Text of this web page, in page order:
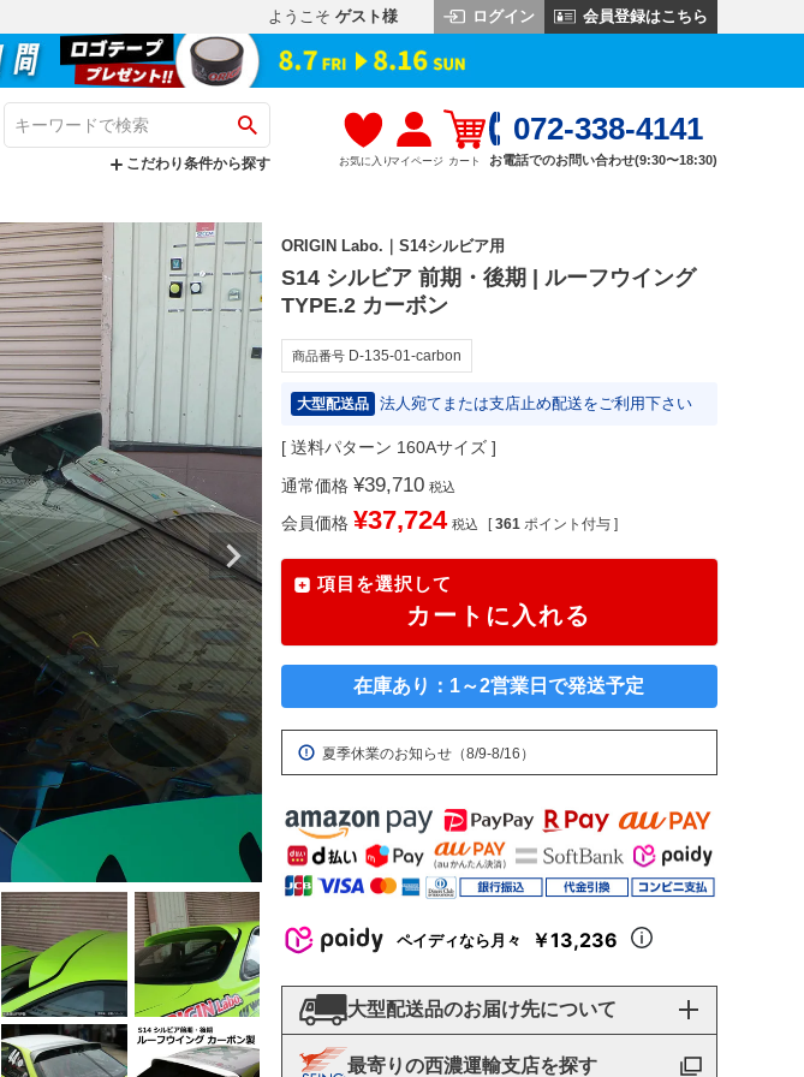
ようこそ ゲスト様 ログイン 会員登録はこちら
こだわり条件から探す お気に入りマイページ カート
072-338-4141
お電話でのお問い合わせ(9:30〜18:30)
ORIGIN Labo.｜S14シルビア用
S14 シルビア 前期・後期 | ルーフウイング
TYPE.2 カーボン
商品番号 D-135-01-carbon
大型配送品 法人宛てまたは支店止め配送をご利用下さい
送料パターン 160Aサイズ
通常価格 ¥39,710 税込
会員価格 ¥37,724 税込 [ 361 ポイント付与 ]
項目を選択して
カートに入れる
在庫あり：1～2営業日で発送予定
夏季休業のお知らせ（8/9-8/16）
ペイディなら月々 ￥13,236
大型配送品のお届け先について
最寄りの西濃運輸支店を探す